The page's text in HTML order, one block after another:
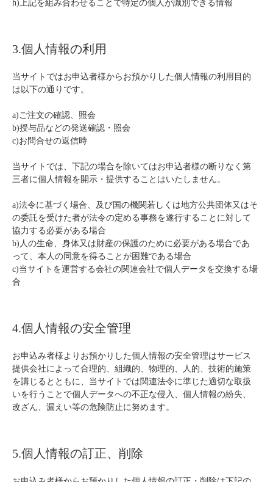
h)上記を組み合わせることで特定の個人が識別できる情報
3.個人情報の利用
当サイトではお申込者様からお預かりした個人情報の利用目的
は以下の通りです。
a)ご注文の確認、照会
b)授与品などの発送確認・照会
c)お問合せの返信時
当サイトでは、下記の場合を除いてはお申込者様の断りなく第
三者に個人情報を開示・提供することはいたしません。
a)法令に基づく場合、及び国の機関若しくは地方公共団体又はそ
の委託を受けた者が法令の定める事務を遂行することに対して
協力する必要がある場合
b)人の生命、身体又は財産の保護のために必要がある場合であ
って、本人の同意を得ることが困難である場合
c)当サイトを運営する会社の関連会社で個人データを交換する場
合
4.個人情報の安全管理
お申込み者様よりお預かりした個人情報の安全管理はサービス
提供会社によって合理的、組織的、物理的、人的、技術的施策
を講じるとともに、当サイトでは関連法令に準じた適切な取扱
いを行うことで個人データへの不正な侵入、個人情報の紛失、
改ざん、漏えい等の危険防止に努めます。
5.個人情報の訂正、削除